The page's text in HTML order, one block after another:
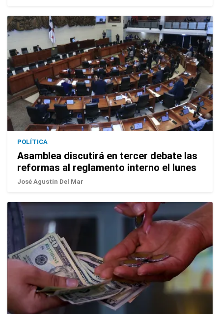
POLÍTICA
Asamblea discutirá en tercer debate las
reformas al reglamento interno el lunes
José Agustín Del Mar